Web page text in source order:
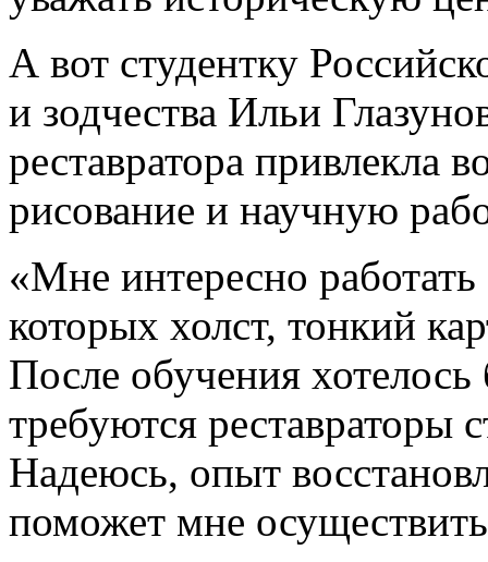
А вот студентку
и зодчества Ильи
реставратора привлекла
рисование и научную
«Мне интересно
которых холст, тонкий
После обучения
требуются реставраторы
Надеюсь, опыт
поможет мне